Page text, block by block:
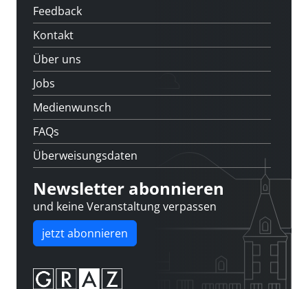
Feedback
Kontakt
Über uns
Jobs
Medienwunsch
FAQs
Überweisungsdaten
Newsletter abonnieren
und keine Veranstaltung verpassen
jetzt abonnieren